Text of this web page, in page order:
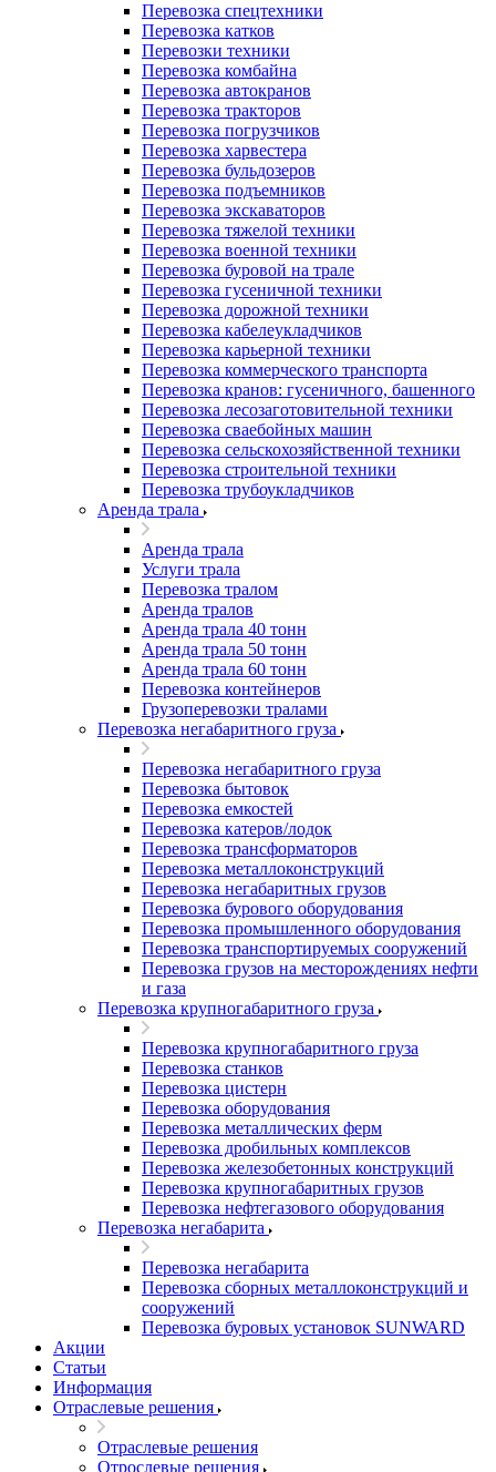
Перевозка спецтехники
Перевозка катков
Перевозки техники
Перевозка комбайна
Перевозка автокранов
Перевозка тракторов
Перевозка погрузчиков
Перевозка харвестера
Перевозка бульдозеров
Перевозка подъемников
Перевозка экскаваторов
Перевозка тяжелой техники
Перевозка военной техники
Перевозка буровой на трале
Перевозка гусеничной техники
Перевозка дорожной техники
Перевозка кабелеукладчиков
Перевозка карьерной техники
Перевозка коммерческого транспорта
Перевозка кранов: гусеничного, башенного
Перевозка лесозаготовительной техники
Перевозка сваебойных машин
Перевозка сельскохозяйственной техники
Перевозка строительной техники
Перевозка трубоукладчиков
Аренда трала
Аренда трала
Услуги трала
Перевозка тралом
Аренда тралов
Аренда трала 40 тонн
Аренда трала 50 тонн
Аренда трала 60 тонн
Перевозка контейнеров
Грузоперевозки тралами
Перевозка негабаритного груза
Перевозка негабаритного груза
Перевозка бытовок
Перевозка емкостей
Перевозка катеров/лодок
Перевозка трансформаторов
Перевозка металлоконструкций
Перевозка негабаритных грузов
Перевозка бурового оборудования
Перевозка промышленного оборудования
Перевозка транспортируемых сооружений
Перевозка грузов на месторождениях нефти
и газа
Перевозка крупногабаритного груза
Перевозка крупногабаритного груза
Перевозка станков
Перевозка цистерн
Перевозка оборудования
Перевозка металлических ферм
Перевозка дробильных комплексов
Перевозка железобетонных конструкций
Перевозка крупногабаритных грузов
Перевозка нефтегазового оборудования
Перевозка негабарита
Перевозка негабарита
Перевозка сборных металлоконструкций и
сооружений
Перевозка буровых установок SUNWARD
Акции
Статьи
Информация
Отраслевые решения
Отраслевые решения
Отрослевые решения